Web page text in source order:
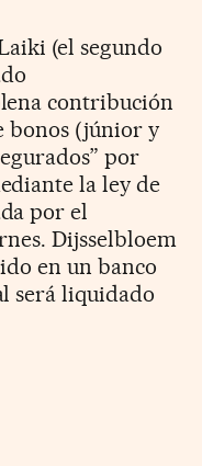
(el segundo
contribución
bonos (júnior y
por
la ley de
por el
Dijsselbloem
en un banco
será liquidado